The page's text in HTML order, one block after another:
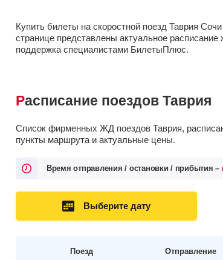
Купить билеты на скоростной поезд Таврия
странице представлены актуальное
поддержка специалистами БилетыПлюс.
Расписание поездов Таврия
Список фирменных ЖД поездов Таврия,
пункты маршрута и актуальные цены.
Время отправления / остановки / прибытия –
Выберите дату
Поезд Отправление